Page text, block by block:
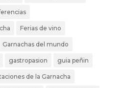
Ferias de vino
Garnachas del mundo
gastropasion guia peñin
de la Garnacha